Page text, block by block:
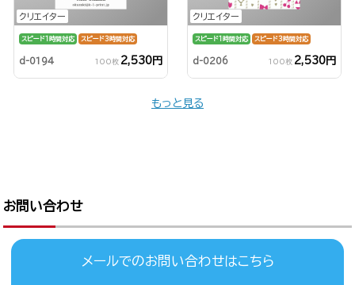
クリエイター
スピード1時間対応 スピード3時間対応
d-0194 100枚 2,530円
クリエイター
スピード1時間対応 スピード3時間対応
d-0206 100枚 2,530円
もっと見る
お問い合わせ
メールでのお問い合わせはこちら